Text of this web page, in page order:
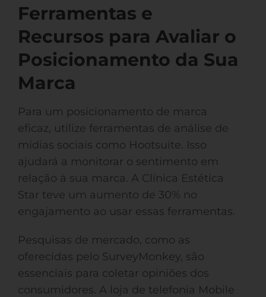
Ferramentas e
Recursos para Avaliar o
Posicionamento da Sua
Marca
Para um posicionamento de marca
eficaz, utilize ferramentas de análise de
mídias sociais como Hootsuite. Isso
ajudará a monitorar o sentimento em
relação à sua marca. A Clínica Estética
Star teve um aumento de 30% no
engajamento ao usar essas ferramentas.
Pesquisas de mercado, como as
oferecidas pelo SurveyMonkey, são
essenciais para coletar opiniões dos
consumidores. A loja de telefonia Mobile